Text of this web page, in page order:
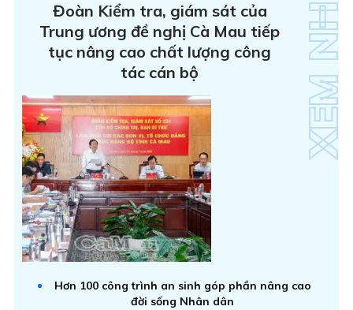
Đoàn Kiểm tra, giám sát của
Trung ương đề nghị Cà Mau tiếp
tục nâng cao chất lượng công
tác cán bộ
Hơn 100 công trình an sinh góp phần nâng cao
đời sống Nhân dân